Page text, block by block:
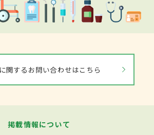
関するお問い合わせはこちら
掲載情報について